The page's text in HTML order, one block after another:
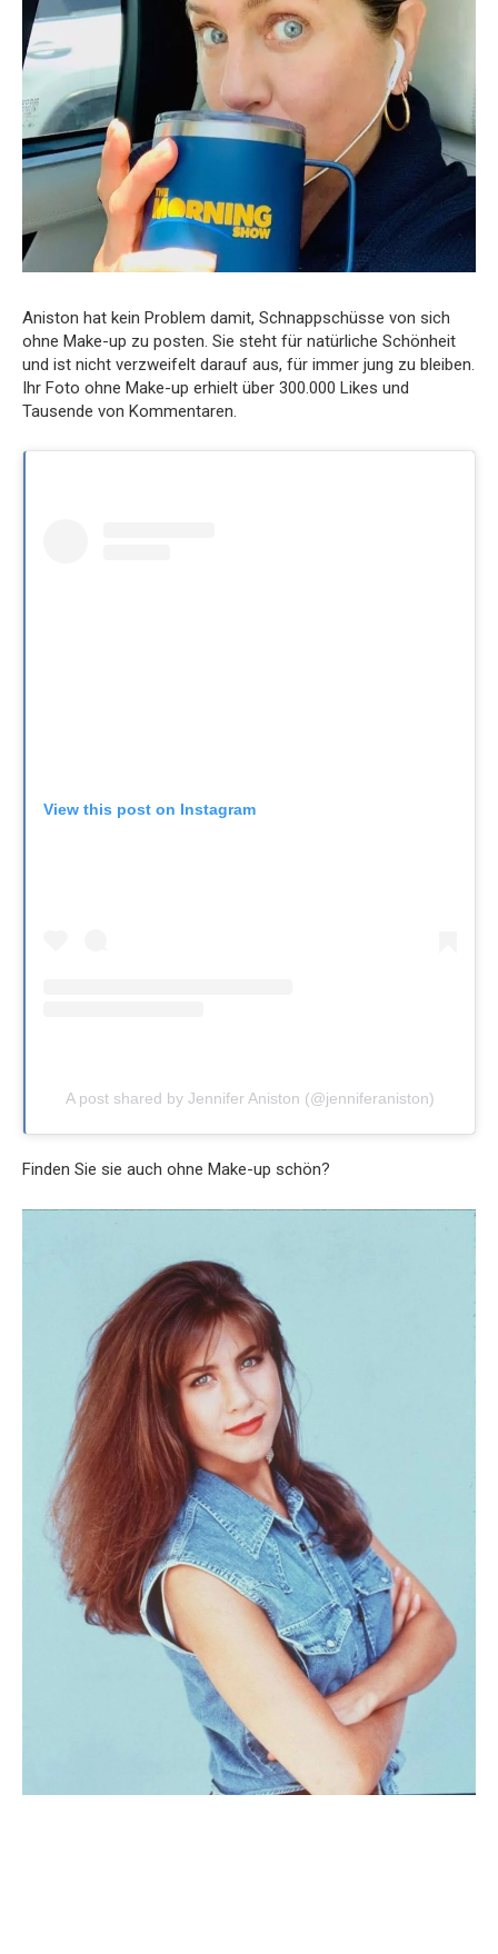
Aniston hat kein Problem damit, Schnappschüsse von sich
ohne Make-up zu posten. Sie steht für natürliche Schönheit
und ist nicht verzweifelt darauf aus, für immer jung zu bleiben.
Ihr Foto ohne Make-up erhielt über 300.000 Likes und
Tausende von Kommentaren.
View this post on Instagram
A post shared by Jennifer Aniston (@jenniferaniston)
Finden Sie sie auch ohne Make-up schön?